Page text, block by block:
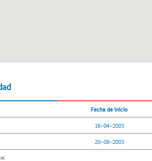
Fecha de inicio
16-04-2003
20-08-2003